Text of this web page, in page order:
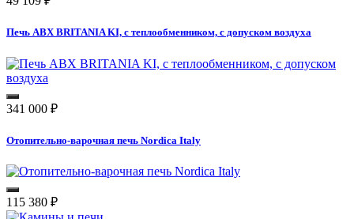
Печь ABX BRITANIA KI, с теплообменником, с допуском воздуха
341 000 ₽
Отопительно-варочная печь Nordica Italy
115 380 ₽